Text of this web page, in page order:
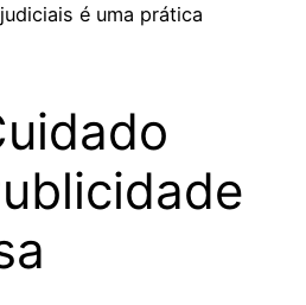
é uma prática